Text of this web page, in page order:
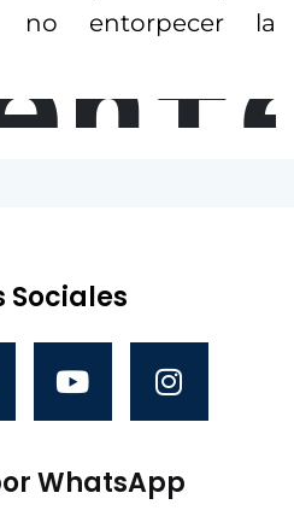
no entorpecer la
Sociales
WhatsApp